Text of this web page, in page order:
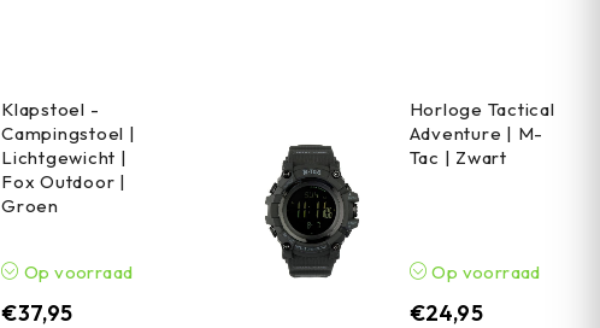
Klapstoel -
Campingstoel |
Lichtgewicht |
Fox Outdoor |
Groen
Op voorraad
€37,95
Horloge Tactical
Adventure | M-
Tac | Zwart
Op voorraad
€24,95